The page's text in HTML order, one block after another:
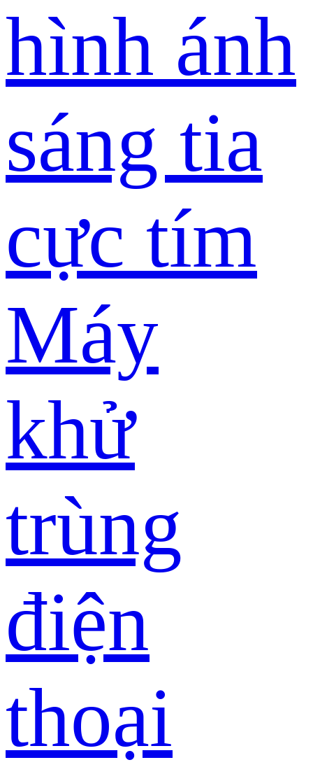
hình ánh
sáng tia
cực tím
Máy
khử
trùng
điện
thoại